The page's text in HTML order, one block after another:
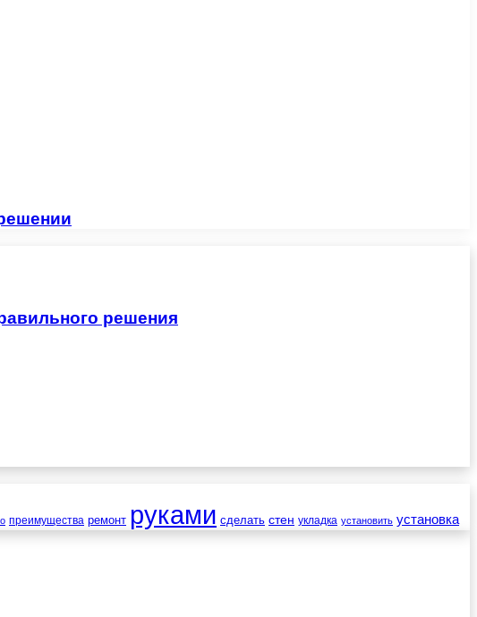
решения
преимущества ремонт руками сделать стен укладка установить установка